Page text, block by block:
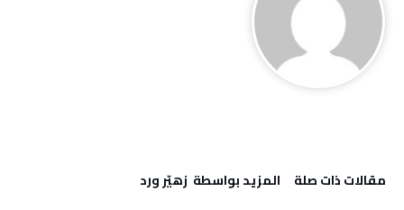
‫مقالات ذات صلة‬ ‫‫المزيد بواسطة‬ ‬ زهيّر‭ ‬ورد